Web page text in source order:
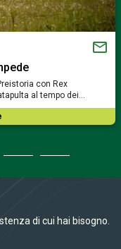
con Rex
al tempo dei…
di cui hai bisogno.